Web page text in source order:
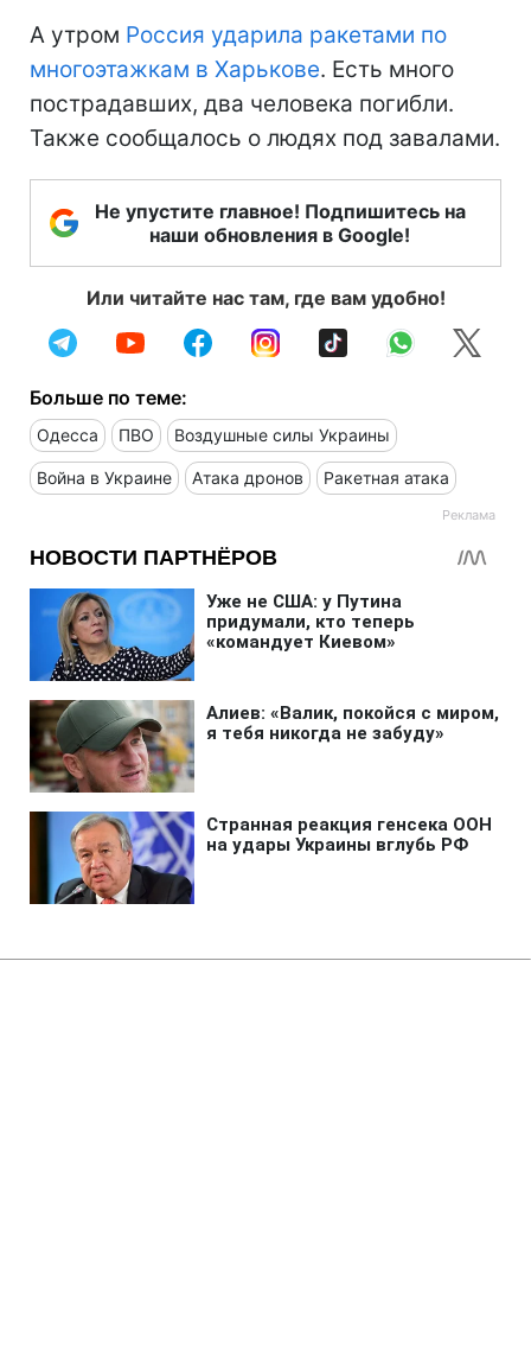
А утром Россия ударила ракетами по
многоэтажкам в Харькове. Есть много
пострадавших, два человека погибли.
Также сообщалось о людях под завалами.
Не упустите главное! Подпишитесь на
наши обновления в Google!
Или читайте нас там, где вам удобно!
Больше по теме:
Одесса ПВО Воздушные силы Украины
Война в Украине Атака дронов Ракетная атака